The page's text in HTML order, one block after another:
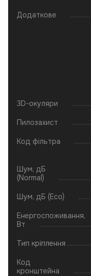
Додаткове
3D-окуляри
Пилозахист
Код фільтра
Шум, дБ
(Normal)
Шум, дБ (Eco)
Енергоспоживання,
Вт
Тип кріплення
Код
кронштейна